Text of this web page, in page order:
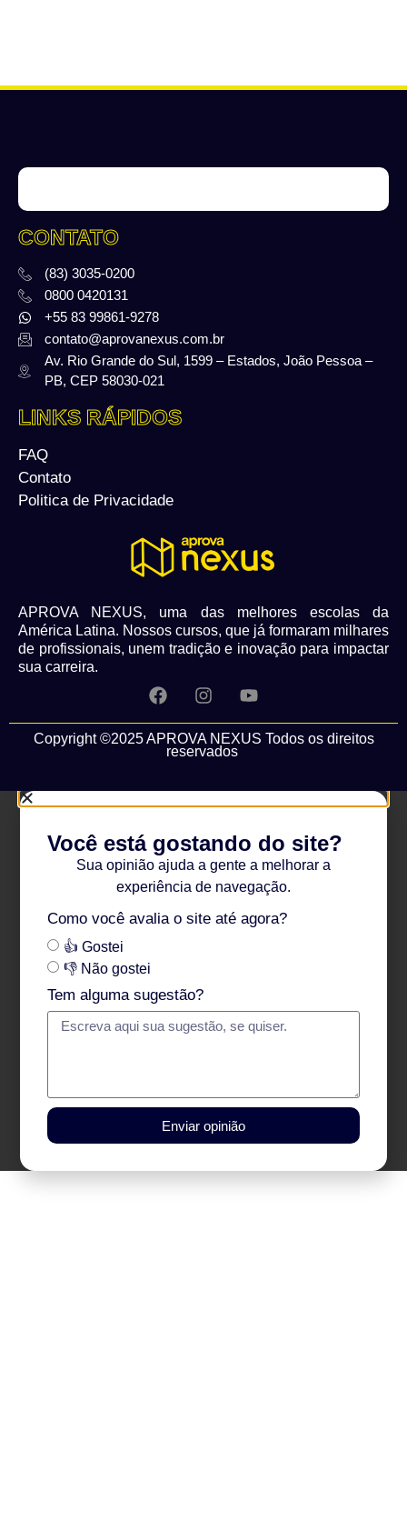
CONTATO
(83) 3035-0200
0800 0420131
+55 83 99861-9278
contato@aprovanexus.com.br
Av. Rio Grande do Sul, 1599 – Estados, João Pessoa –
PB, CEP 58030-021
LINKS RÁPIDOS
FAQ
Contato
Politica de Privacidade
APROVA NEXUS, uma das melhores escolas da
América Latina. Nossos cursos, que já formaram milhares
de profissionais, unem tradição e inovação para impactar
sua carreira.
Copyright ©2025 APROVA NEXUS Todos os direitos
reservados
Você está gostando do site?
Sua opinião ajuda a gente a melhorar a
experiência de navegação.
Como você avalia o site até agora?
👍 Gostei
👎 Não gostei
Tem alguma sugestão?
Enviar opinião